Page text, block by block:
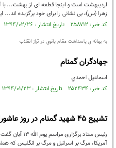
اردیبهشت است و اینجا قطعه ای از بهشت... با
زهرا (س)، بی نشانی را برای خود برگزیده
کد خبر: ۲۵۸۷۱۲ تاریخ انتشار : ۱۳۹۴/۰۲/۲۶
به بهانه ي پاسداشت مقام بانوي در تراز انقلاب
جهادگران گمنام
اسماعيل احمدي
کد خبر: ۲۵۲۴۳۴ تاریخ انتشار : ۱۳۹۴/۰۱/۲۳
تشییع 45 شهید گمنام در روز عاشورا
آمریکا، مرگ بر اسرائیل و مرگ بر انگلیس که